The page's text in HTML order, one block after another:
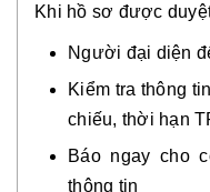
Khi hồ sơ được
Người đại diện
Kiểm tra thông
chiếu, thời hạn
Báo ngay cho
thông tin